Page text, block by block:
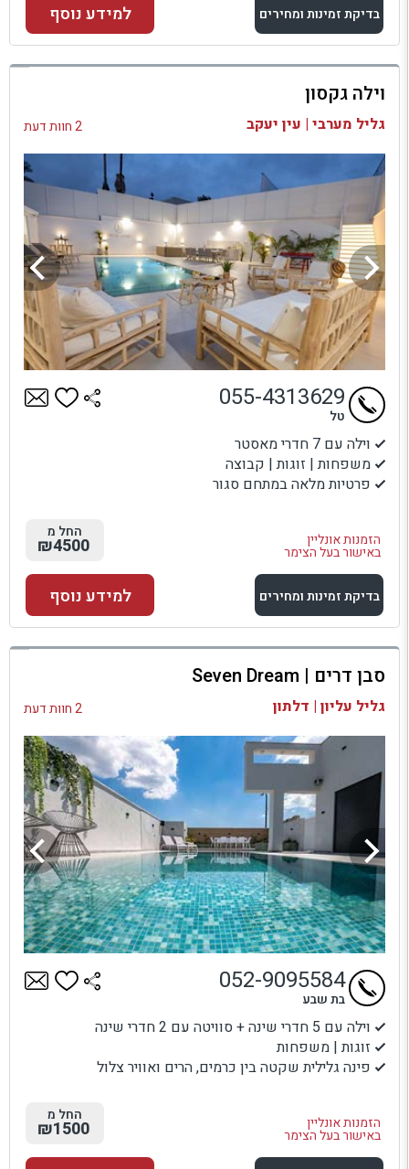
בדיקת זמינות ומחירים
למתחם זה
בדיקת זמינות ומחירים
למידע נוסף
וילה גקסון
גליל מערבי | עין יעקב 2 חוות דעת
וילה עם 7 חדרי מאסטר
משפחות | זוגות | קבוצה
פרטיות מלאה במתחם סגור
הזמנות אונליין
באישור בעל הצימר
055-4313629
טל
החל מ
₪4500
בדיקת זמינות ומחירים
למתחם זה
בדיקת זמינות ומחירים
למידע נוסף
סבן דרים | Seven Dream
גליל עליון | דלתון 2 חוות דעת
וילה עם 5 חדרי שינה + סוויטה עם 2 חדרי שינה
זוגות | משפחות
פינה גלילית שקטה בין כרמים, הרים ואוויר צלול
הזמנות אונליין
באישור בעל הצימר
052-9095584
בת שבע
החל מ
₪1500